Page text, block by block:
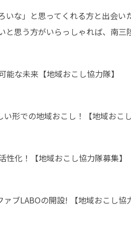
な」と思ってくれる方と出会い
と思う方がいらっしゃれば、南